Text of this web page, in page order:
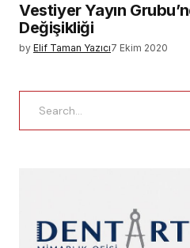
Vestiyer Yayın
Değişikliği
by Elif Taman Yazıcı7 Ekim 2020